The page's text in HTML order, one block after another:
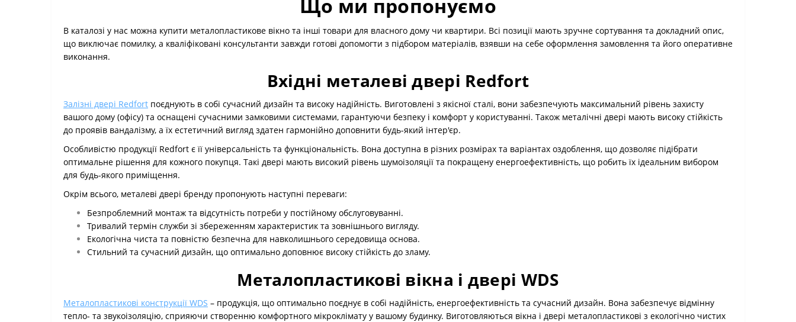
Що ми пропонуємо
В каталозі у нас можна купити металопластикове вікно та інші товари для власного дому чи квартири. Всі позиції мають зручне сортування та докладний опис,
що виключає помилку, а кваліфіковані консультанти завжди готові допомогти з підбором матеріалів, взявши на себе оформлення замовлення та його оперативне
виконання.
Вхідні металеві двері Redfort
Залізні двері Redfort поєднують в собі сучасний дизайн та високу надійність. Виготовлені з якісної сталі, вони забезпечують максимальний рівень захисту
вашого дому (офісу) та оснащені сучасними замковими системами, гарантуючи безпеку і комфорт у користуванні. Також металічні двері мають високу стійкість
до проявів вандалізму, а їх естетичний вигляд здатен гармонійно доповнити будь-який інтер'єр.
Особливістю продукції Redfort є її універсальність та функціональність. Вона доступна в різних розмірах та варіантах оздоблення, що дозволяє підібрати
оптимальне рішення для кожного покупця. Такі двері мають високий рівень шумоізоляції та покращену енергоефективність, що робить їх ідеальним вибором
для будь-якого приміщення.
Окрім всього, металеві двері бренду пропонують наступні переваги:
Безпроблемний монтаж та відсутність потреби у постійному обслуговуванні.
Тривалий термін служби зі збереженням характеристик та зовнішнього вигляду.
Екологічна чиста та повністю безпечна для навколишнього середовища основа.
Стильний та сучасний дизайн, що оптимально доповнює високу стійкість до зламу.
Металопластикові вікна і двері WDS
Металопластикові конструкції WDS – продукція, що оптимально поєднує в собі надійність, енергоефективність та сучасний дизайн. Вона забезпечує відмінну
тепло- та звукоізоляцію, сприяючи створенню комфортного мікроклімату у вашому будинку. Виготовляються вікна і двері металопластикові з екологічно чистих